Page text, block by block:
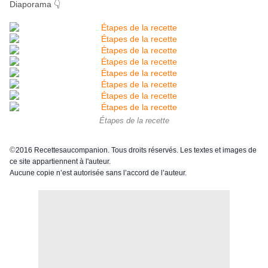
Diaporama 👇
Étapes de la recette
©2016 Recettesaucompanion. Tous droits réservés. Les textes et images de
ce site appartiennent à l'auteur.
Aucune copie n’est autorisée sans l’accord de l’auteur.